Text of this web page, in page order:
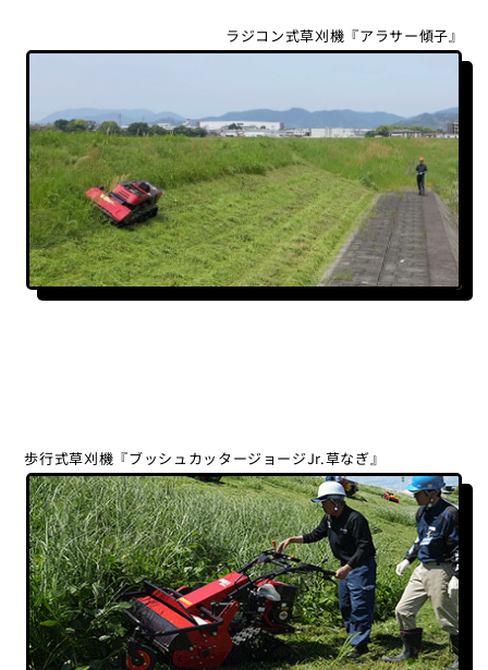
ラジコン式草刈機『アラサー傾子』
歩行式草刈機『ブッシュカッタージョージJr.草なぎ』